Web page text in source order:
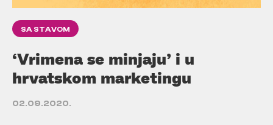
SA STAVOM
‘Vrimena se minjaju’ i u
hrvatskom marketingu
02.09.2020.